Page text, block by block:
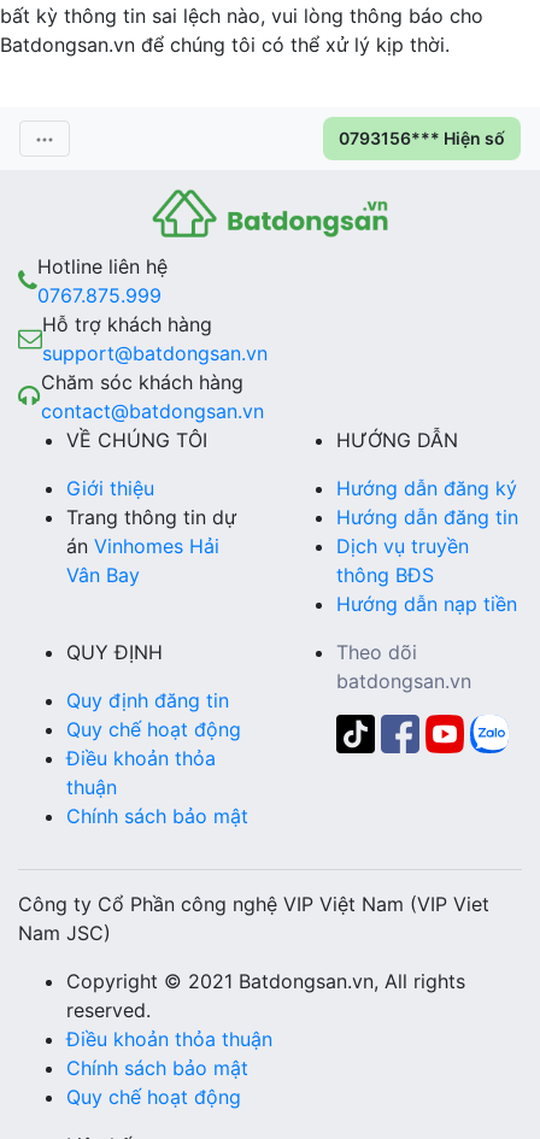
bất kỳ thông tin sai lệch nào, vui lòng thông báo cho
Batdongsan.vn để chúng tôi có thể xử lý kịp thời.
0793156*** Hiện số
Hotline liên hệ
0767.875.999
Hỗ trợ khách hàng
support@batdongsan.vn
Chăm sóc khách hàng
contact@batdongsan.vn
VỀ CHÚNG TÔI
Giới thiệu
Trang thông tin dự
án Vinhomes Hải
Vân Bay
HƯỚNG DẪN
Hướng dẫn đăng ký
Hướng dẫn đăng tin
Dịch vụ truyền
thông BĐS
Hướng dẫn nạp tiền
QUY ĐỊNH
Quy định đăng tin
Quy chế hoạt động
Điều khoản thỏa
thuận
Chính sách bảo mật
Theo dõi
batdongsan.vn
Công ty Cổ Phần công nghệ VIP Việt Nam (VIP Viet
Nam JSC)
Copyright © 2021 Batdongsan.vn, All rights
reserved.
Điều khoản thỏa thuận
Chính sách bảo mật
Quy chế hoạt động